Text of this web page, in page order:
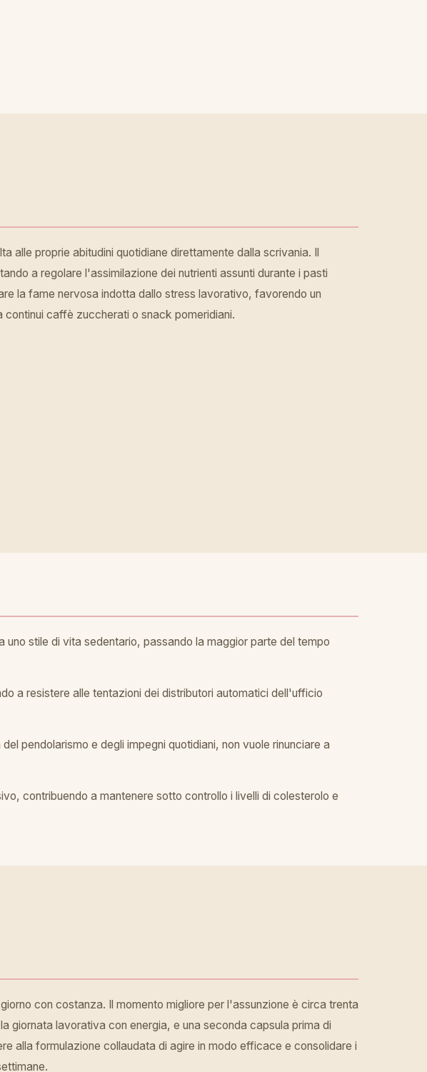
alle proprie abitudini quotidiane direttamente dalla scrivania. Il
a regolare l'assimilazione dei nutrienti assunti durante i pasti
la fame nervosa indotta dallo stress lavorativo, favorendo un
caffè zuccherati o snack pomeridiani.
stile di vita sedentario, passando la maggior parte del tempo
a resistere alle tentazioni dei distributori automatici dell'ufficio
pendolarismo e degli impegni quotidiani, non vuole rinunciare a
contribuendo a mantenere sotto controllo i livelli di colesterolo e
con costanza. Il momento migliore per l'assunzione è circa trenta
giornata lavorativa con energia, e una seconda capsula prima di
alla formulazione collaudata di agire in modo efficace e consolidare i